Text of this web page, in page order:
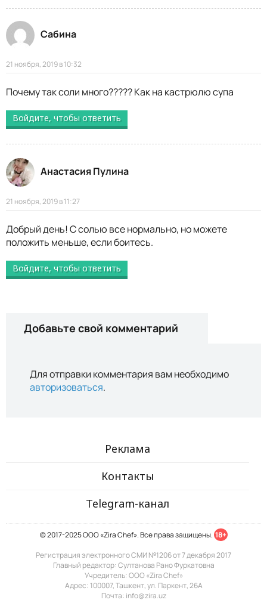
Сабина
21 ноября, 2019 в 10:32
Почему так соли много????? Как на кастрюлю супа
Войдите, чтобы ответить
Анастасия Пулина
21 ноября, 2019 в 11:27
Добрый день! С солью все нормально, но можете
положить меньше, если боитесь.
Войдите, чтобы ответить
Добавьте свой комментарий
Для отправки комментария вам необходимо
авторизоваться.
Реклама
Контакты
Telegram-канал
© 2017-2025 ООО «Zira Chef». Все права защищены. 18+
Регистрация электронного СМИ №1206 от 7 декабря 2017
Главный редактор: Султанова Рано Фуркатовна
Учредитель: ООО «Zira Chef»
Адрес: 100007, Ташкент, ул. Паркент, 26А
Почта: info@zira.uz